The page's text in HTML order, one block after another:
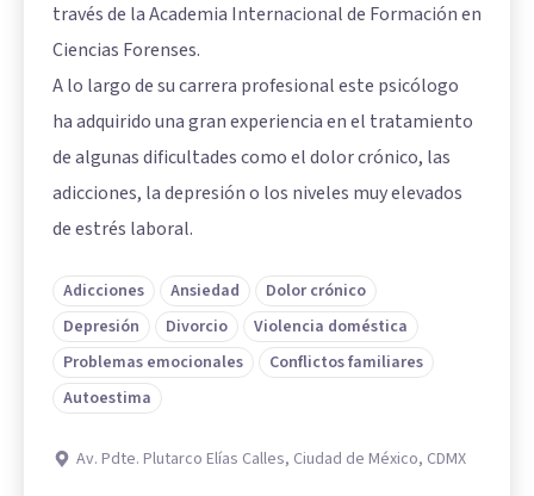
través de la Academia Internacional de Formación en
Ciencias Forenses.
A lo largo de su carrera profesional este psicólogo
ha adquirido una gran experiencia en el tratamiento
de algunas dificultades como el dolor crónico, las
adicciones, la depresión o los niveles muy elevados
de estrés laboral.
Adicciones Ansiedad
Dolor crónico
Depresión
Divorcio
Violencia doméstica
Problemas emocionales
Conflictos familiares
Autoestima
Av. Pdte. Plutarco Elías Calles, Ciudad de México, CDMX